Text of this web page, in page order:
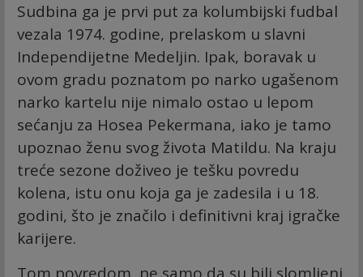
Sudbina ga je prvi put za kolumbijski fudbal
vezala 1974. godine, prelaskom u slavni
Independijetne Medeljin. Ipak, boravak u
ovom gradu poznatom po narko ugašenom
narko kartelu nije nimalo ostao u lepom
sećanju za Hosea Pekermana, iako je tamo
upoznao ženu svog života Matildu. Na kraju
treće sezone doživeo je tešku povredu
kolena, istu onu koja ga je zadesila i u 18.
godini, što je značilo i definitivni kraj igračke
karijere.